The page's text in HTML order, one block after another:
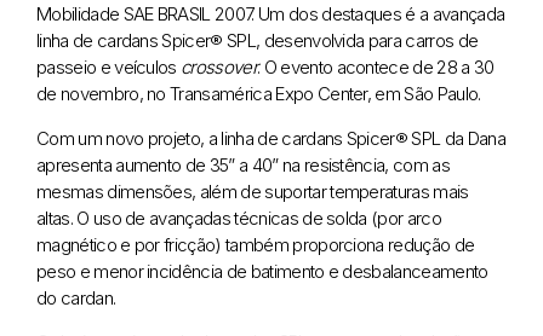
Mobilidade SAE BRASIL 2007. Um dos destaques é a avançada
linha de cardans Spicer® SPL, desenvolvida para carros de
passeio e veículos crossover. O evento acontece de 28 a 30
de novembro, no Transamérica Expo Center, em São Paulo.
Com um novo projeto, a linha de cardans Spicer® SPL da Dana
apresenta aumento de 35” a 40” na resistência, com as
mesmas dimensões, além de suportar temperaturas mais
altas. O uso de avançadas técnicas de solda (por arco
magnético e por fricção) também proporciona redução de
peso e menor incidência de batimento e desbalanceamento
do cardan.